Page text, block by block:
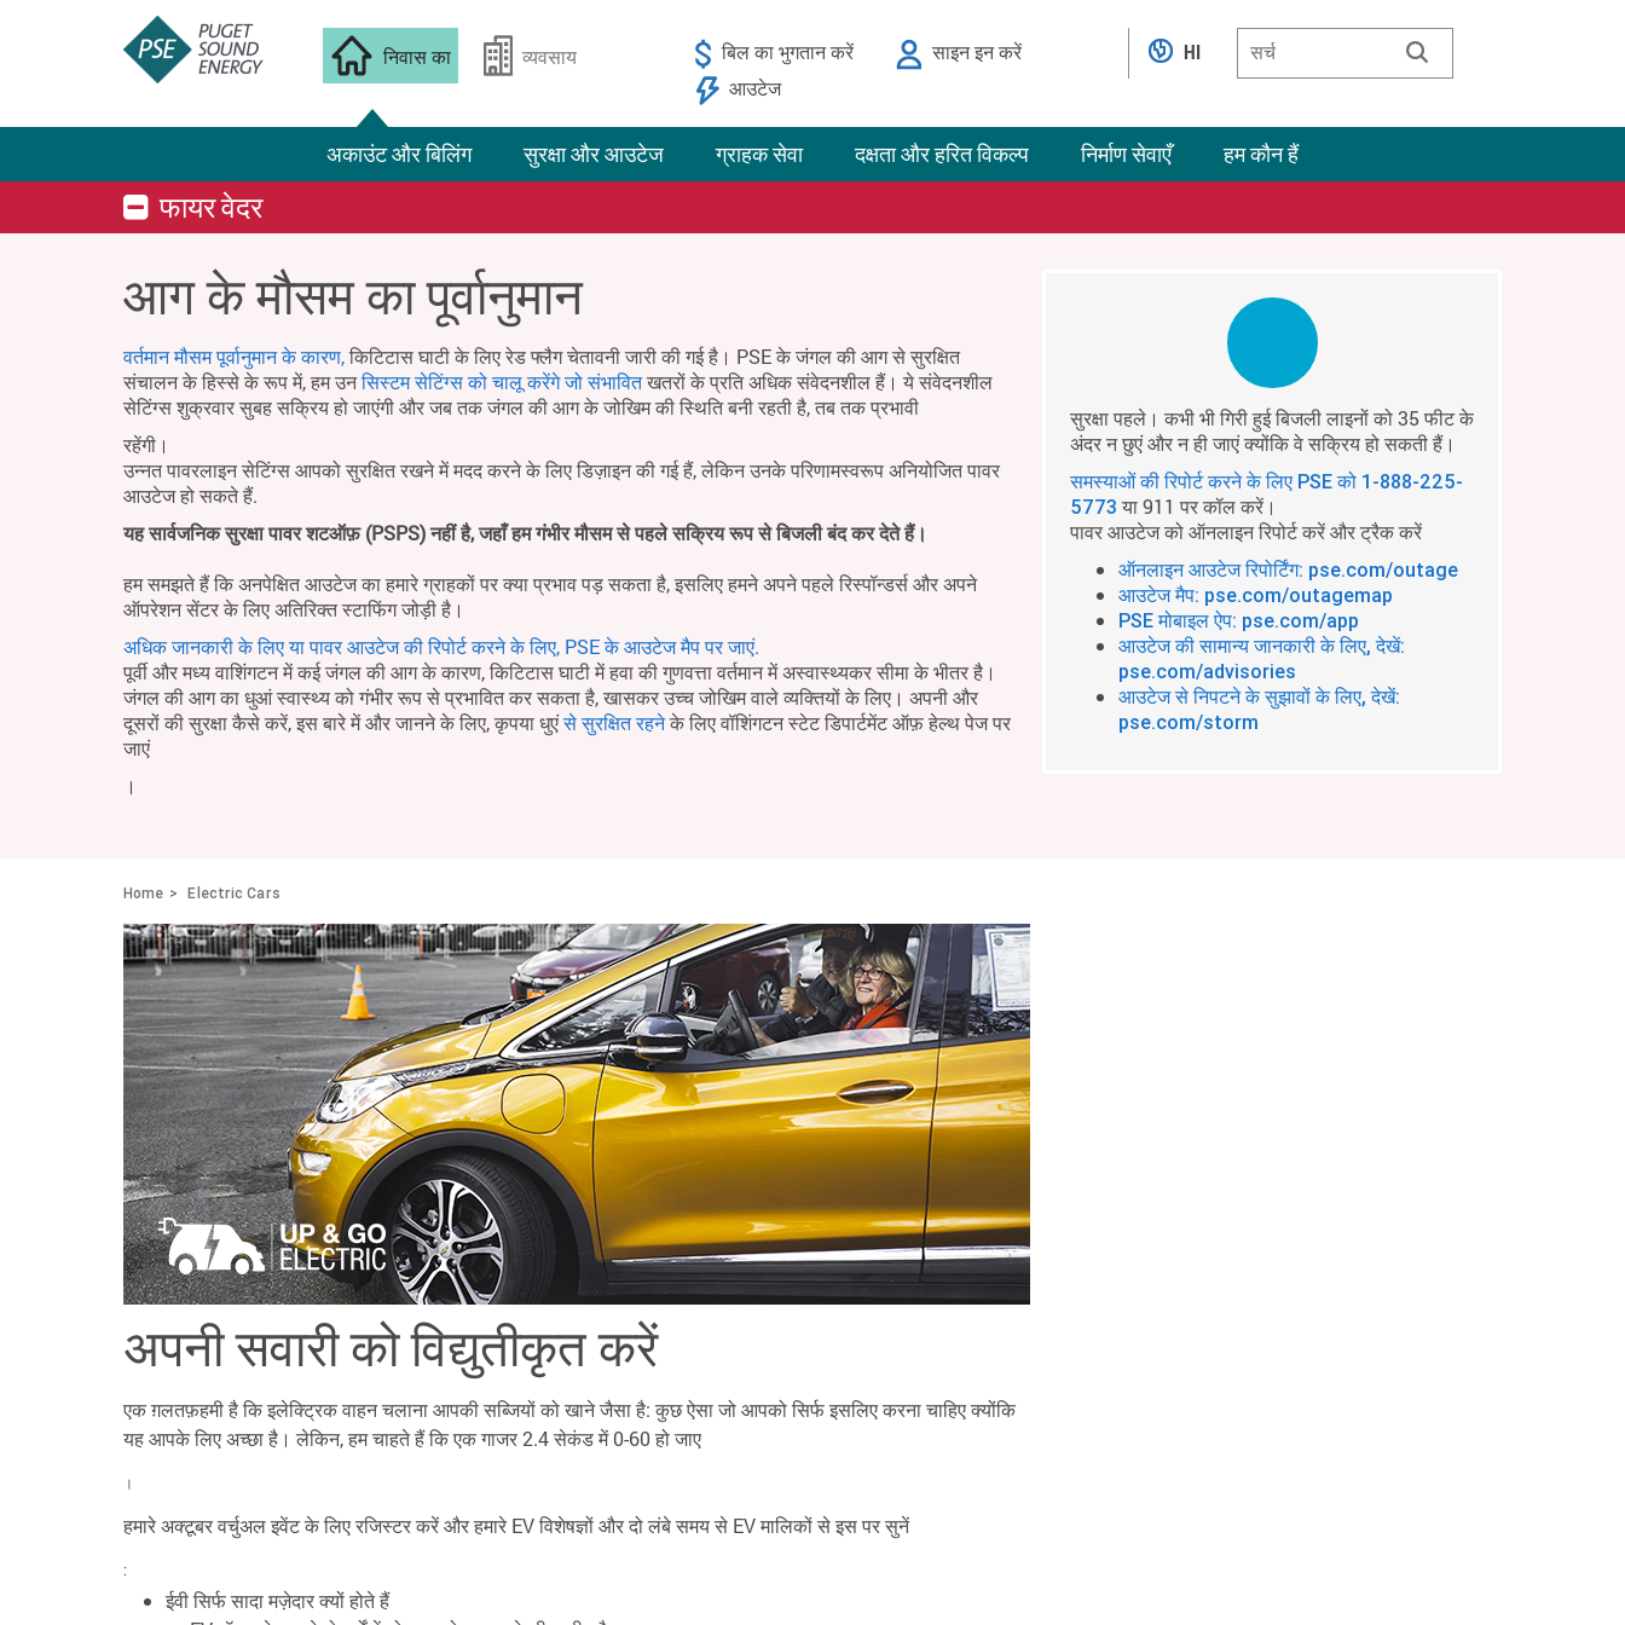
निवास का
अकाउंट और बिलिंग सुरक्षा और आउटेज ग्राहक सेवा दक्षता और हरित विकल्प निर्माण सेवाएँ हम कौन हैं
व्यवसाय बिल का भुगतान करें
साइन इन करें
आउटेज
HI
फायर वेदर
आग के मौसम का पूर्वानुमान
वर्तमान मौसम पूर्वानुमान के कारण,किटिटास घाटी के लिए रेड फ्लैग चेतावनी जारी की गई है। PSE के जंगल की आग से सुरक्षित
संचालन के हिस्से के रूप में, हम उनसिस्टम सेटिंग्स को चालू करेंगे जो संभावितखतरों के प्रति अधिक संवेदनशील हैं। ये संवेदनशील
सेटिंग्स शुक्रवार सुबह सक्रिय हो जाएंगी और जब तक जंगल की आग के जोखिम की स्थिति बनी रहती है, तब तक प्रभावी
रहेंगी।
उन्नत पावरलाइन सेटिंग्स आपको सुरक्षित रखने में मदद करने के लिए डिज़ाइन की गई हैं, लेकिन उनके परिणामस्वरूप अनियोजित पावर
आउटेज हो सकते हैं.
यह सार्वजनिक सुरक्षा पावर शटऑफ़ (PSPS) नहीं है, जहाँ हम गंभीर मौसम से पहले सक्रिय रूप से बिजली बंद कर देते हैं।
हम समझते हैं कि अनपेक्षित आउटेज का हमारे ग्राहकों पर क्या प्रभाव पड़ सकता है, इसलिए हमने अपने पहले रिस्पॉन्डर्स और अपने
ऑपरेशन सेंटर के लिए अतिरिक्त स्टाफिंग जोड़ी है।
अधिक जानकारी के लिए या पावर आउटेज की रिपोर्ट करने के लिए, PSE के आउटेज मैप पर जाएं.
पूर्वी और मध्य वाशिंगटन में कई जंगल की आग के कारण, किटिटास घाटी में हवा की गुणवत्ता वर्तमान में अस्वास्थ्यकर सीमा के भीतर है।
जंगल की आग का धुआं स्वास्थ्य को गंभीर रूप से प्रभावित कर सकता है, खासकर उच्च जोखिम वाले व्यक्तियों के लिए। अपनी और
दूसरों की सुरक्षा कैसे करें, इस बारे में और जानने के लिए, कृपया धुएंसे सुरक्षित रहनेके लिए वॉशिंगटन स्टेट डिपार्टमेंट ऑफ़ हेल्थ पेज पर
जाएं
।
सुरक्षा पहले। कभी भी गिरी हुई बिजली लाइनों को 35 फीट के
अंदर न छुएं और न ही जाएं क्योंकि वे सक्रिय हो सकती हैं।
समस्याओं की रिपोर्ट करने के लिए PSE को 1-888-225-
5773 या 911 पर कॉल करें।
पावर आउटेज को ऑनलाइन रिपोर्ट करें और ट्रैक करें
ऑनलाइन आउटेज रिपोर्टिंग: pse.com/outage
आउटेज मैप: pse.com/outagemap
PSE मोबाइल ऐप: pse.com/app
आउटेज की सामान्य जानकारी के लिए, देखें:
pse.com/advisories
आउटेज से निपटने के सुझावों के लिए, देखें:
pse.com/storm
Home Electric Cars
अपनी सवारी को विद्युतीकृत करें
एक ग़लतफ़हमी है कि इलेक्ट्रिक वाहन चलाना आपकी सब्जियों को खाने जैसा है: कुछ ऐसा जो आपको सिर्फ इसलिए करना चाहिए क्योंकि
यह आपके लिए अच्छा है। लेकिन, हम चाहते हैं कि एक गाजर 2.4 सेकंड में 0-60 हो जाए
।
हमारे अक्टूबर वर्चुअल इवेंट के लिए रजिस्टर करें और हमारे EV विशेषज्ञों और दो लंबे समय से EV मालिकों से इस पर सुनें
:
ईवी सिर्फ सादा मज़ेदार क्यों होते हैं